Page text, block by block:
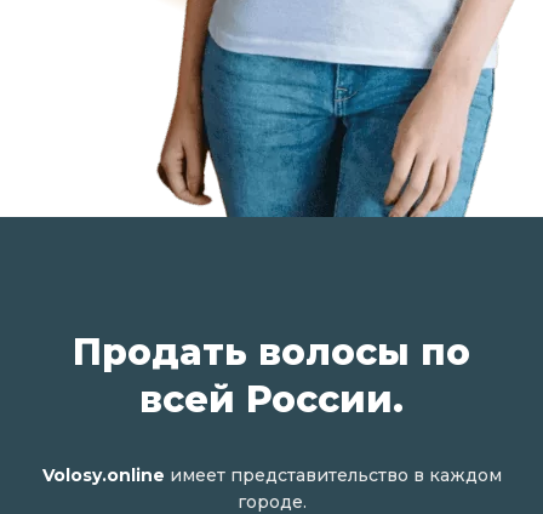
Продать волосы по
всей России.
Volosy.online имеет представительство в каждом
городе.